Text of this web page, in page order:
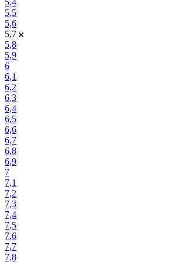
5,5
5,6
5,7
5,8
5,9
6
6,1
6,2
6,3
6,4
6,5
6,6
6,7
6,8
6,9
7
7,1
7,2
7,3
7,4
7,5
7,6
7,7
7,8